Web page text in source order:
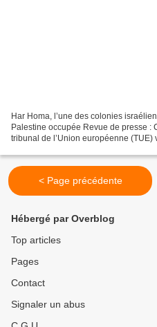
Har Homa, l’une des colonies
Palestine occupée Revue de presse :
tribunal de l’Union européenne
< Page précédente
Hébergé par Overblog
Top articles
Pages
Contact
Signaler un abus